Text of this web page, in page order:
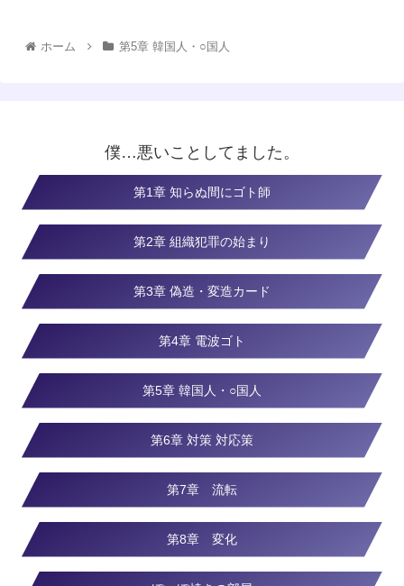
ホーム 第5章 韓国人・○国人
僕…悪いことしてました。
第1章 知らぬ間にゴト師
第2章 組織犯罪の始まり
第3章 偽造・変造カード
第4章 電波ゴト
第5章 韓国人・○国人
第6章 対策 対応策
第7章 流転
第8章 変化